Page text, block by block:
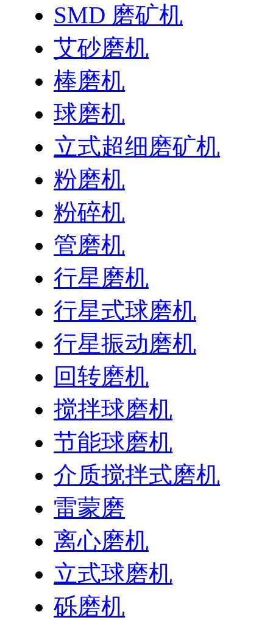
SMD 磨矿机
艾砂磨机
棒磨机
球磨机
立式超细磨矿机
粉磨机
粉碎机
管磨机
行星磨机
行星式球磨机
行星振动磨机
回转磨机
搅拌球磨机
节能球磨机
介质搅拌式磨机
雷蒙磨
离心磨机
立式球磨机
砾磨机